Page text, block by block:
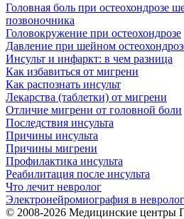
Головная боль при остеохондрозе
позвоночника
Головокружение при остеохондрозе
Давление при шейном
Инсульт и инфаркт: в чем разница
Как избавиться от мигрени
Как распознать инсульт
Лекарства (таблетки) от мигрени
Отличие мигрени от головной боли
Последствия инсульта
Причины инсульта
Причины мигрени
Профилактика инсульта
Реабилитация после инсульта
Что лечит невролог
Электронейромиография в
© 2008-2026 Медицинские центры